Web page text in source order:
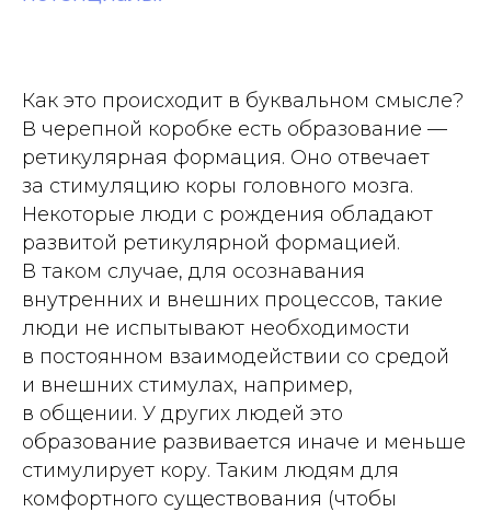
Как это происходит в буквальном смысле?
В черепной коробке есть образование —
ретикулярная формация. Оно отвечает
за стимуляцию коры головного мозга.
Некоторые люди с рождения обладают
развитой ретикулярной формацией.
В таком случае, для осознавания
внутренних и внешних процессов, такие
люди не испытывают необходимости
в постоянном взаимодействии со средой
и внешних стимулах, например,
в общении. У других людей это
образование развивается иначе и меньше
стимулирует кору. Таким людям для
комфортного существования (чтобы